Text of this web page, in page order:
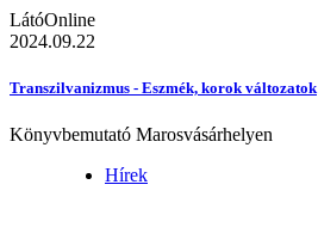
LátóOnline
2024.09.22
Transzilvanizmus - Eszmék, korok változatok
Könyvbemutató Marosvásárhelyen
Hírek